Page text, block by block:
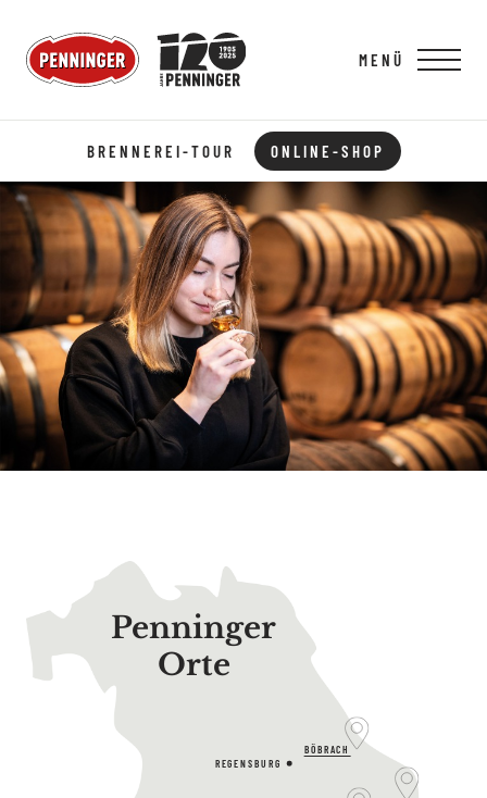
MENÜ
BRENNEREI-TOUR ONLINE-SHOP
Penninger
Orte
BÖBRACH
REGENSBURG